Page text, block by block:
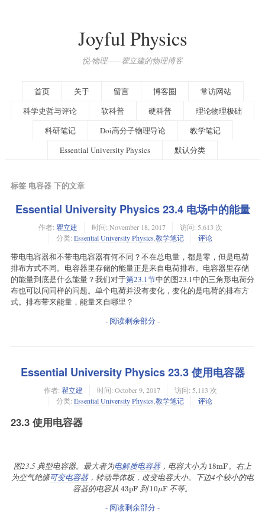
Joyful Physics
悦·物理——瞿立建的物理博客
首页 关于 留言 博客圈
常访网站
科学史哲与评论
软科普 硬科普
理论物理极础
科研笔记
Doi高分子物理导论
教学笔记
Essential University Physics
默认分类
标签 电容器 下的文章
Essential University Physics 23.4 电场中的能量
作者: 瞿立建 时间: November 18, 2017
访问: 5,613 次
分类: Essential University Physics 教学笔记 评论
带电电容器和不带电电容器有何不同？不在总电量，都是零，但是电荷
排布方式不同。电容器里存储的能量正是来自电荷排布。电容器里存储
的能量到底是什么能量？我们对于第23.1节中的图23.1中的三角形电荷分
布也可以问同样的问题。单个电荷并没有变化，变化的是电荷的排布方
式。排布带来能量，能量来自哪里？
- 阅读剩余部分 -
Essential University Physics 23.3 使用电容器
作者: 瞿立建 时间: October 9, 2017
访问: 5,113 次
分类: Essential University Physics 教学笔记 评论
23.3 使用电容器
图23.5 典型电容器。最大者为电解质电容器，电容大小为18mF
18mF 。右上
为空气绝缘可变电容器，转动导体板，改变电容大小。下边4个较小的电
容器的电容从43pF
43pF 到10μF
10μF不等。
- 阅读剩余部分 -